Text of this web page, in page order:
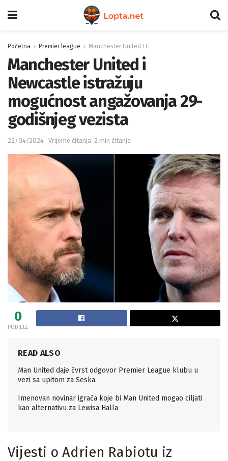
Početna Premier league Manchester United FC
Manchester United i
Newcastle istražuju
mogućnost angažovanja 29-
godišnjeg vezista
22/04/2024 Vrijeme čitanja: 2 min čitanja
0
PODJELE
READ ALSO
Man United daje čvrst odgovor Premier League klubu u
vezi sa upitom za Seska.
Imenovan novinar igrača koje bi Man United mogao ciljati
kao alternativu za Lewisa Halla
Vijesti o Adrien Rabiotu iz